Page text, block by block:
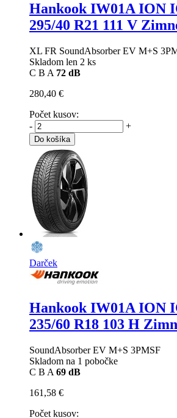
Hankook IW01A ION
295/40 R21 111 V
XL FR SoundAbsorber EV M+S
Skladom len 2 ks
C B A 72 dB
280,40 €
Počet kusov:
-
+
Do košíka
Darček
Hankook IW01A ION
235/60 R18 103 H
SoundAbsorber EV M+S 3PMSF
Skladom na 1 pobočke
C B A 69 dB
161,58 €
Počet kusov: